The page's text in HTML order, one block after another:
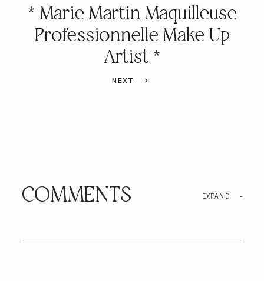
* Marie Martin Maquilleuse
Professionnelle Make Up
Artist *
NEXT
COMMENTS EXPAND -